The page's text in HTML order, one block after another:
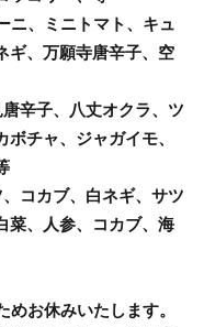
ニ、ミニトマト、キュ
ギ、万願寺唐辛子、空
辛子、八丈オクラ、ツ
チャ、ジャガイモ、
コカブ、白ネギ、サツ
菜、人参、コカブ、海
お休みいたします。